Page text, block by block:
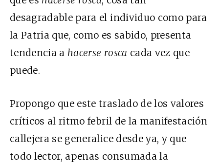
desagradable para el individuo como para
la Patria que, como es sabido, presenta
tendencia a hacerse rosca cada vez que
puede.
Propongo que este traslado de los valores
críticos al ritmo febril de la manifestación
callejera se generalice desde ya, y que
todo lector, apenas consumada la